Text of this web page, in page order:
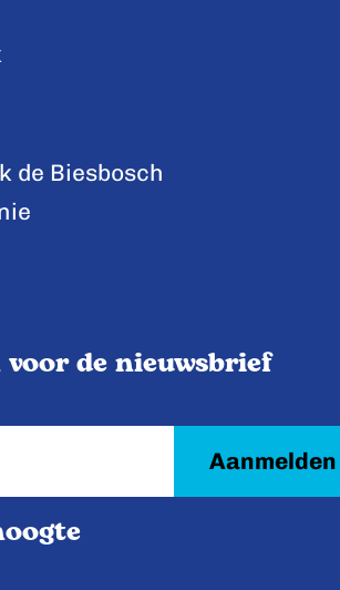
de Biesbosch
de nieuwsbrief